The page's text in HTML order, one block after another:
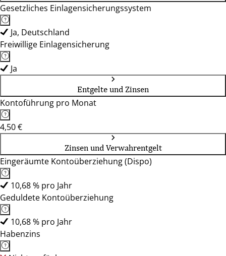
Gesetzliches Einlagensicherungssystem
Ja, Deutschland
Freiwillige Einlagensicherung
Ja
Entgelte und Zinsen
Kontoführung pro Monat
4,50 €
Zinsen und Verwahrentgelt
Eingeräumte Kontoüberziehung (Dispo)
10,68 % pro Jahr
Geduldete Kontoüberziehung
10,68 % pro Jahr
Habenzins